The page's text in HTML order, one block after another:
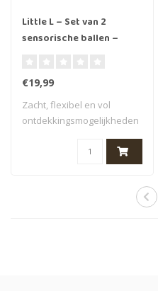
Little L – Set van 2
sensorische ballen –
€19,99
Zacht, flexibel en vol
ontdekkingsmogelijkheden